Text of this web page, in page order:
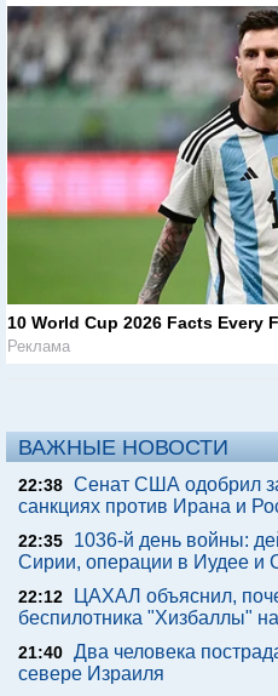
10 World Cup 2026 Facts Every
Реклама
ВАЖНЫЕ НОВОСТИ
22:38 Сенат США одобрил
санкциях против Ирана и
22:35
1036-й день войны:
Сирии, операции в Иудее и
22:12
ЦАХАЛ объяснил,
беспилотника "Хизбаллы"
21:40 Два человека
севере Израиля